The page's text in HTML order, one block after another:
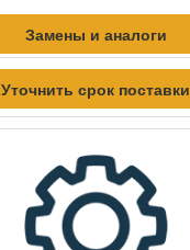
Замены и аналоги
Уточнить срок поставки